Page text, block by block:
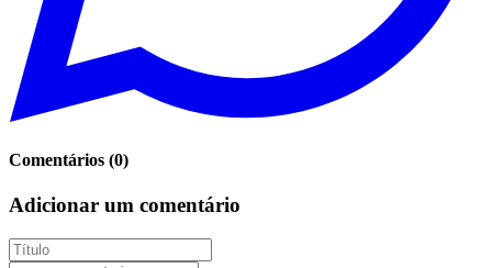
Comentários (0)
Adicionar um comentário